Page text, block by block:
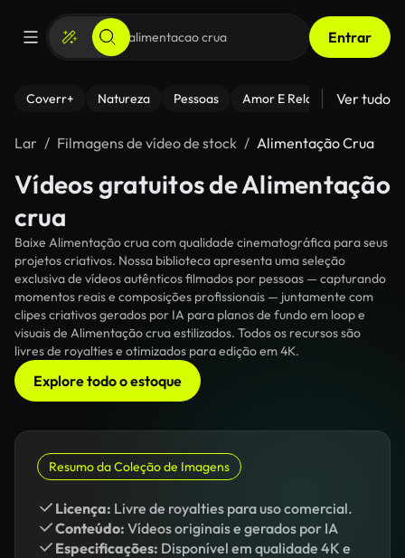
Entrar
Coverr+ Natureza Pessoas Amor E Relacionamentos
Ver tudo
Lar Filmagens de vídeo de stock Alimentação Crua
Vídeos gratuitos de Alimentação
crua
Baixe Alimentação crua com qualidade cinematográfica para seus
projetos criativos. Nossa biblioteca apresenta uma seleção
exclusiva de vídeos autênticos filmados por pessoas — capturando
momentos reais e composições profissionais — juntamente com
clipes criativos gerados por IA para planos de fundo em loop e
visuais de Alimentação crua estilizados. Todos os recursos são
livres de royalties e otimizados para edição em 4K.
Explore todo o estoque
Resumo da Coleção de Imagens
Licença: Livre de royalties para uso comercial.
Conteúdo: Vídeos originais e gerados por IA
Especificações: Disponível em qualidade 4K e